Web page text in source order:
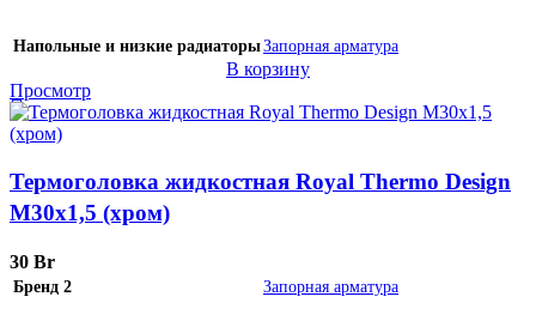
Напольные и низкие радиаторыЗапорная арматура
В корзину
Просмотр
Термоголовка жидкостная Royal Thermo Design
М30х1,5 (хром)
30 Br
Бренд 2 Запорная арматура